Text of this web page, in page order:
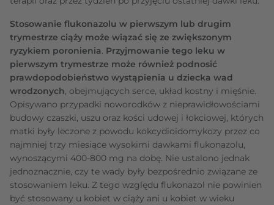
Stosowanie flukonazolu w pierwszym lub drugim
trymestrze ciąży może wiązać się ze zwiększonym
ryzykiem poronienia. Przyjmowanie tego leku w
pierwszym trymestrze może również podnosić
prawdopodobieństwo wystąpienia u dziecka wad
wrodzonych, obejmujących serce, układ kostny i mięśnie.
Opisywano przypadki noworodków z nieprawidłowościami
budowy czaszki, uszu oraz kości udowej i łokciowej, których
matki były leczone z powodu kokcydioidomykozy przez co
najmniej trzy miesiące wysokimi dawkami flukonazolu,
wynoszącymi 400-800 mg na dobę. Nie ustalono jednak
jednoznacznie, czy te wady były bezpośrednio związane ze
stosowaniem leku. Z tego względu flukonazol nie powinien
być stosowany u kobiet w ciąży ani u kobiet w wieku